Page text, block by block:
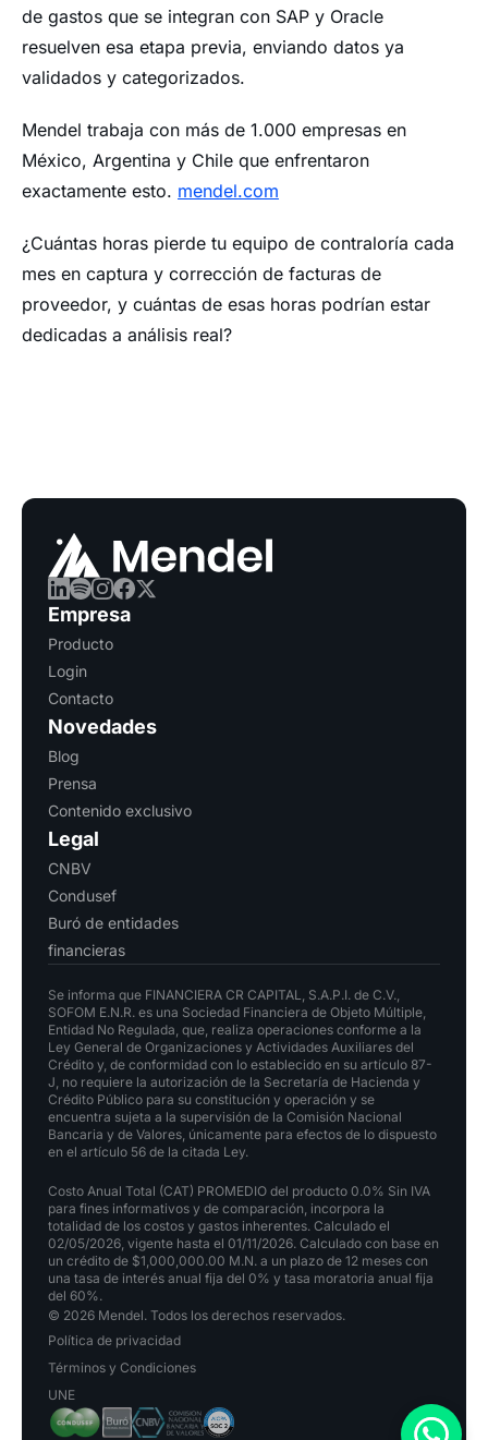
de gastos que se integran con SAP y Oracle
resuelven esa etapa previa, enviando datos ya
validados y categorizados.
Mendel trabaja con más de 1.000 empresas en
México, Argentina y Chile que enfrentaron
exactamente esto. mendel.com
¿Cuántas horas pierde tu equipo de contraloría cada
mes en captura y corrección de facturas de
proveedor, y cuántas de esas horas podrían estar
dedicadas a análisis real?
Empresa
Producto
Login
Contacto
Novedades
Blog
Prensa
Contenido exclusivo
Legal
CNBV
Condusef
Buró de entidades
financieras
Se informa que FINANCIERA CR CAPITAL, S.A.P.I. de C.V.,
SOFOM E.N.R. es una Sociedad Financiera de Objeto Múltiple,
Entidad No Regulada, que, realiza operaciones conforme a la
Ley General de Organizaciones y Actividades Auxiliares del
Crédito y, de conformidad con lo establecido en su artículo 87-
J, no requiere la autorización de la Secretaría de Hacienda y
Crédito Público para su constitución y operación y se
encuentra sujeta a la supervisión de la Comisión Nacional
Bancaria y de Valores, únicamente para efectos de lo dispuesto
en el artículo 56 de la citada Ley.
Costo Anual Total (CAT) PROMEDIO del producto 0.0% Sin IVA
para fines informativos y de comparación, incorpora la
totalidad de los costos y gastos inherentes. Calculado el
02/05/2026, vigente hasta el 01/11/2026. Calculado con base en
un crédito de $1,000,000.00 M.N. a un plazo de 12 meses con
una tasa de interés anual fija del 0% y tasa moratoria anual fija
del 60%.
© 2026 Mendel. Todos los derechos reservados.
Política de privacidad
Términos y Condiciones
UNE